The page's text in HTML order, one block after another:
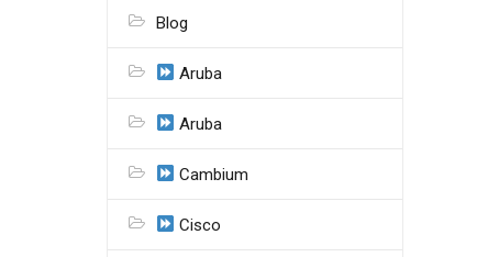
Blog
Aruba
Aruba
Cambium
Cisco